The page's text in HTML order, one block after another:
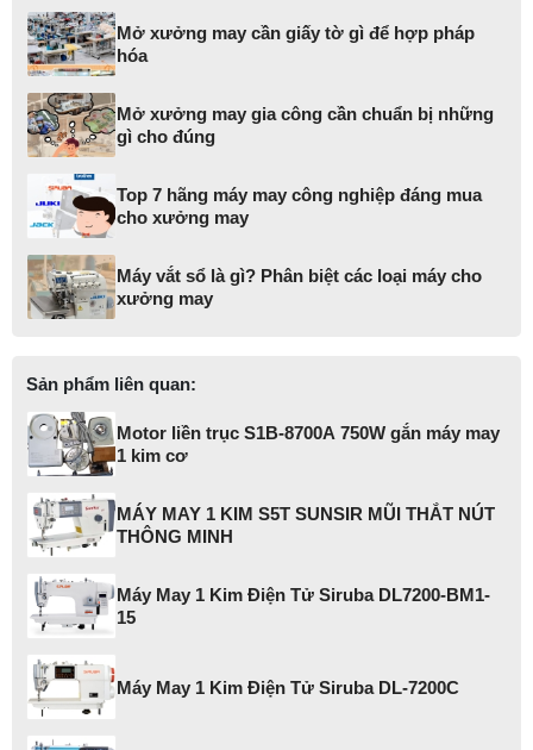
Mở xưởng may cần giấy tờ gì để hợp pháp
hóa
Mở xưởng may gia công cần chuẩn bị những
gì cho đúng
Top 7 hãng máy may công nghiệp đáng mua
cho xưởng may
Máy vắt sổ là gì? Phân biệt các loại máy cho
xưởng may
Sản phẩm liên quan:
Motor liền trục S1B-8700A 750W gắn máy may
1 kim cơ
MÁY MAY 1 KIM S5T SUNSIR MŨI THẮT NÚT
THÔNG MINH
Máy May 1 Kim Điện Tử Siruba DL7200-BM1-
15
Máy May 1 Kim Điện Tử Siruba DL-7200C